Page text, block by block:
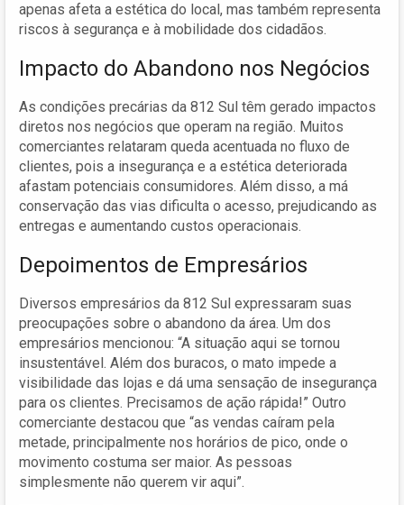
apenas afeta a estética do local, mas também representa
riscos à segurança e à mobilidade dos cidadãos.
Impacto do Abandono nos Negócios
As condições precárias da 812 Sul têm gerado impactos
diretos nos negócios que operam na região. Muitos
comerciantes relataram queda acentuada no fluxo de
clientes, pois a insegurança e a estética deteriorada
afastam potenciais consumidores. Além disso, a má
conservação das vias dificulta o acesso, prejudicando as
entregas e aumentando custos operacionais.
Depoimentos de Empresários
Diversos empresários da 812 Sul expressaram suas
preocupações sobre o abandono da área. Um dos
empresários mencionou: “A situação aqui se tornou
insustentável. Além dos buracos, o mato impede a
visibilidade das lojas e dá uma sensação de insegurança
para os clientes. Precisamos de ação rápida!” Outro
comerciante destacou que “as vendas caíram pela
metade, principalmente nos horários de pico, onde o
movimento costuma ser maior. As pessoas
simplesmente não querem vir aqui”.